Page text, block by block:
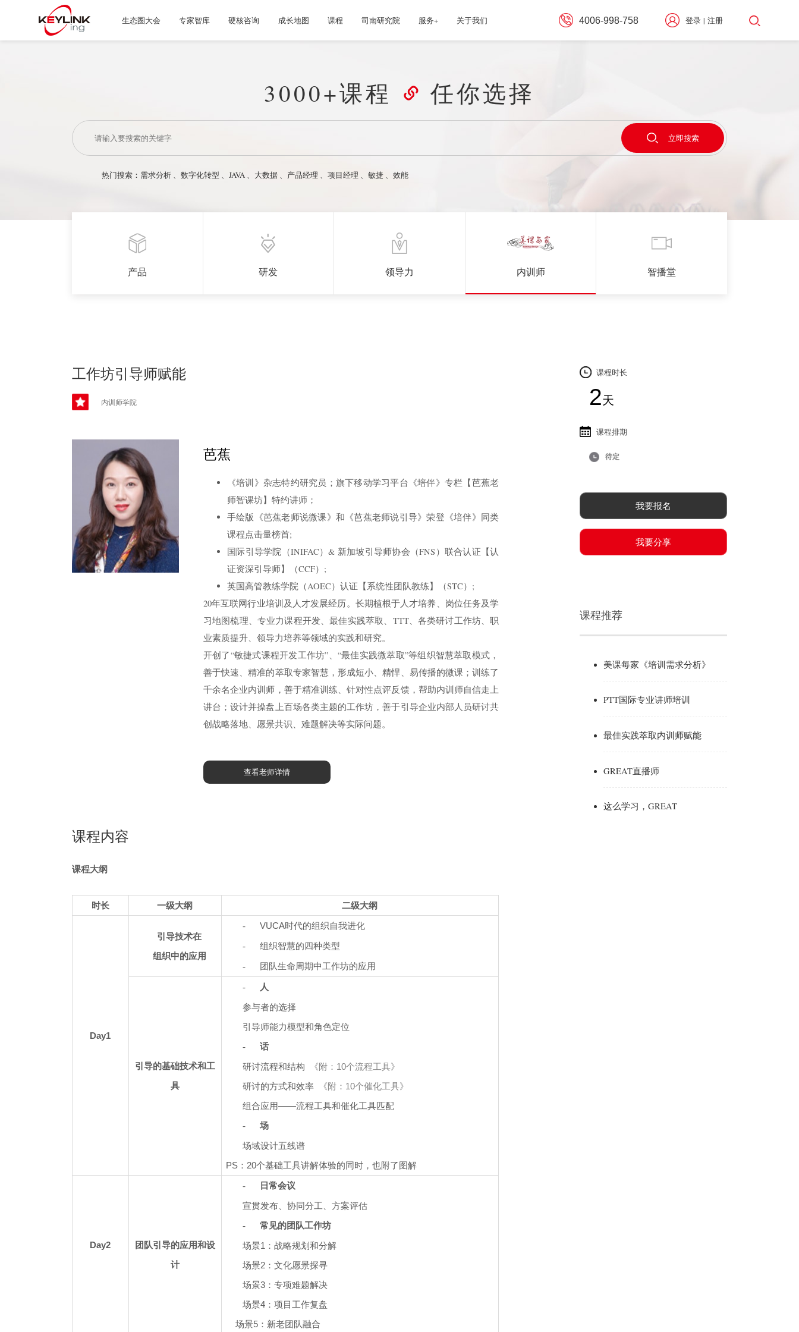
生态圈大会 专家智库 硬核咨询 成长地图 课程 司南研究院 服务+ 关于我们 4006-998-758 登录 | 注册
3000+课程 任你选择
立即搜索
热门搜索： 需求分析 、数字化转型 、JAVA 、 大数据 、 产品经理 、项目经理 、敏捷 、效能
产品 研发 领导力 内训师 智播堂
工作坊引导师赋能
内训师学院
芭蕉
《培训》杂志特约研究员；旗下移动学习平台《培伴》专栏【芭蕉老
师智课坊】特约讲师；
手绘版《芭蕉老师说微课》和《芭蕉老师说引导》荣登《培伴》同类
课程点击量榜首;
国际引导学院（INIFAC）& 新加坡引导师协会（FNS）联合认证【认
证资深引导师】（CCF）;
英国高管教练学院（AOEC）认证【系统性团队教练】（STC）;
20年互联网行业培训及人才发展经历。长期植根于人才培养、岗位任务及学
习地图梳理、专业力课程开发、最佳实践萃取、TTT、各类研讨工作坊、职
业素质提升、领导力培养等领域的实践和研究。
开创了“敏捷式课程开发工作坊”、“最佳实践微萃取”等组织智慧萃取模式，
善于快速、精准的萃取专家智慧，形成短小、精悍、易传播的微课；训练了
千余名企业内训师，善于精准训练、针对性点评反馈，帮助内训师自信走上
讲台；设计并操盘上百场各类主题的工作坊，善于引导企业内部人员研讨共
创战略落地、愿景共识、难题解决等实际问题。
查看老师详情
课程内容
课程大纲
时长 一级大纲 二级大纲
Day1
引导技术在
组织中的应用
- VUCA时代的组织自我进化
- 组织智慧的四种类型
- 团队生命周期中工作坊的应用
引导的基础技术和工
具
-
人
参与者的选择
引导师能力模型和角色定位
-
话
研讨流程和结构
《附：10个流程工具》
研讨的方式和效率
《附：10个催化工具》
组合应用——流程工具和催化工具匹配
-
场
场域设计五线谱
PS：20个基础工具讲解体验的同时，也附了图解
Day2
团队引导的应用和设
计
-
日常会议
宣贯发布、协同分工、方案评估
-
常见的团队工作坊
场景1：战略规划和分解
场景2：文化愿景探寻
场景3：专项难题解决
场景4：项目工作复盘
场景5：新老团队融合
课程时长
2天
课程排期
待定
我要报名
我要分享
课程推荐
美课每家《培训需求分析》
PTT国际专业讲师培训
最佳实践萃取内训师赋能
GREAT直播师
这么学习，GREAT